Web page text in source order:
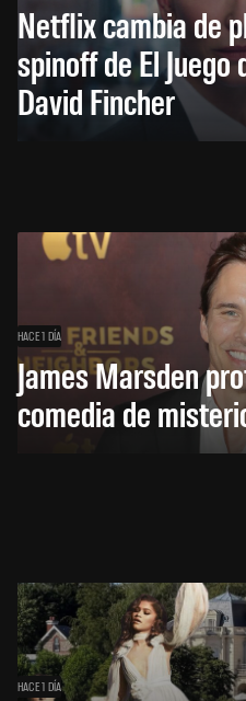
Netflix cambia de
spinoff de El Juego
David Fincher
HACE 1 DÍA
James Marsden
comedia de
HACE 1 DÍA